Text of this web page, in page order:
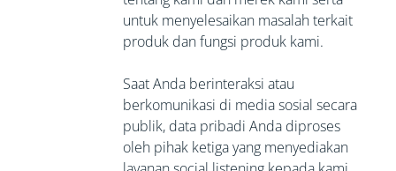
untuk menyelesaikan masalah terkait
produk dan fungsi produk kami.
Saat Anda berinteraksi atau
berkomunikasi di media sosial secara
publik, data pribadi Anda diproses
oleh pihak ketiga yang menyediakan